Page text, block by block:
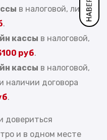
в налоговой, личном
.
кассы в налоговой,
руб.
кассы в налоговой,
наличии договора
.
довериться
и в одном месте